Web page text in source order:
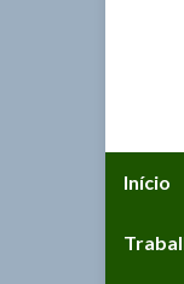
Início